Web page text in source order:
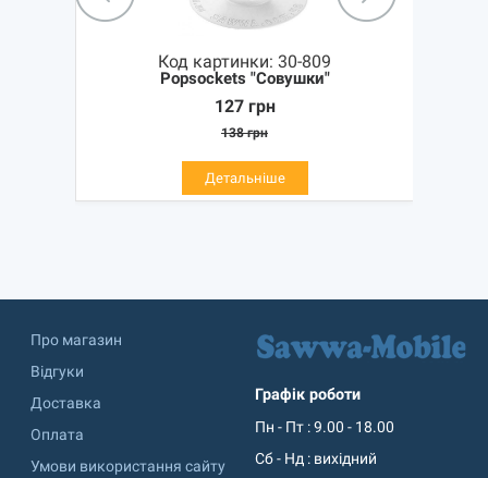
Код картинки: 30-809
Popsockets "Совушки"
127 грн
138 грн
Детальніше
Про магазин
Відгуки
Доставка
Оплата
Умови використання сайту
Графік роботи
Пн - Пт : 9.00 - 18.00
Сб - Нд : вихідний